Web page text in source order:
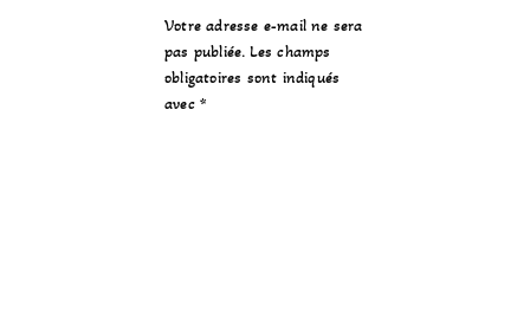
Votre adresse e-mail ne sera
pas publiée. Les champs
obligatoires sont indiqués
avec *